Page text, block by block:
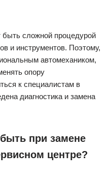
сложной процедурой
и инструментов. Поэтому,
автомехаником,
опору
к специалистам в
диагностика и замена
быть при замене
центре?